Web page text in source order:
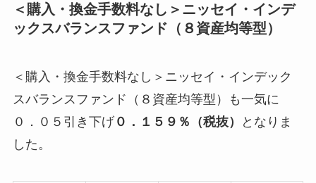
＜購入・換金手数料なし＞ニッセイ・インデ
ックスバランスファンド（８資産均等型）
＜購入・換金手数料なし＞ニッセイ・インデック
スバランスファンド（８資産均等型）も一気に
０．０５引き下げ０．１５９％（税抜）
となりま
した。